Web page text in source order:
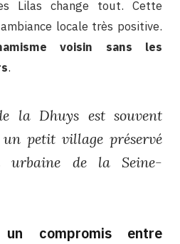
Lilas change tout. Cette
locale très positive.
voisin sans les
.
la Dhuys est souvent
un petit village préservé
urbaine de la Seine-
compromis entre